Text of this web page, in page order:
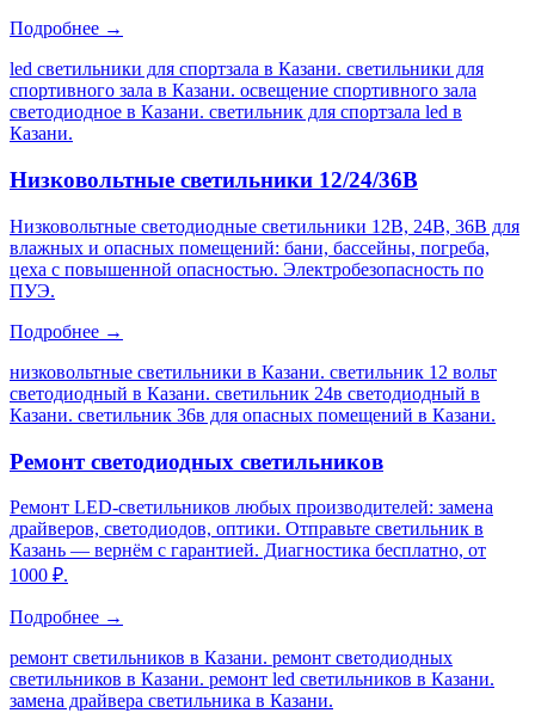
Подробнее →
led светильники для спортзала в Казани. светильники для
спортивного зала в Казани. освещение спортивного зала
светодиодное в Казани. светильник для спортзала led в
Казани.
Низковольтные светильники 12/24/36В
Низковольтные светодиодные светильники 12В, 24В, 36В для
влажных и опасных помещений: бани, бассейны, погреба,
цеха с повышенной опасностью. Электробезопасность по
ПУЭ.
Подробнее →
низковольтные светильники в Казани. светильник 12 вольт
светодиодный в Казани. светильник 24в светодиодный в
Казани. светильник 36в для опасных помещений в Казани.
Ремонт светодиодных светильников
Ремонт LED-светильников любых производителей: замена
драйверов, светодиодов, оптики. Отправьте светильник в
Казань — вернём с гарантией. Диагностика бесплатно, от
1000 ₽.
Подробнее →
ремонт светильников в Казани. ремонт светодиодных
светильников в Казани. ремонт led светильников в Казани.
замена драйвера светильника в Казани.